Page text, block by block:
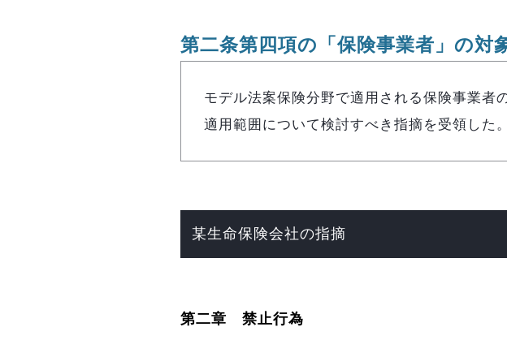
第二条第四項の「保険事業者」の対
モデル法案保険分野で適用される保険事業者
適用範囲について検討すべき指摘を受領した
某生命保険会社の指摘
第二章 禁止行為